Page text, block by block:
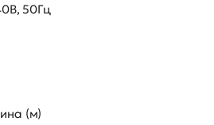
50Гц
(м)